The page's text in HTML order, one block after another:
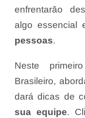
enfrentarão
algo essencial
pessoas.
Neste
Brasileiro,
dará dicas de
sua equipe.